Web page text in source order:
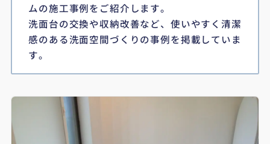
ムの施工事例をご紹介します。
洗面台の交換や収納改善など、使いやすく清潔
感のある洗面空間づくりの事例を掲載していま
す。